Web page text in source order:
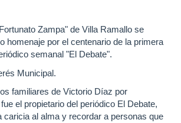
Zampa" de Villa Ramallo se
homenaje por el centenario de la primera
semanal "El Debate".
Municipal.
familiares de Victorio Díaz por
el propietario del periódico El Debate,
caricia al alma y recordar a personas que